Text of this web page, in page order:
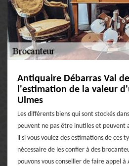
Antiquaire Débarras Val
l'estimation de la valeur
Ulmes
Les différents biens qui sont stockés
peuvent ne pas être inutiles et peuvent
il si vous voulez des estimations de ces
nécessaire de les confier à des
pouvons vous conseiller de faire appel